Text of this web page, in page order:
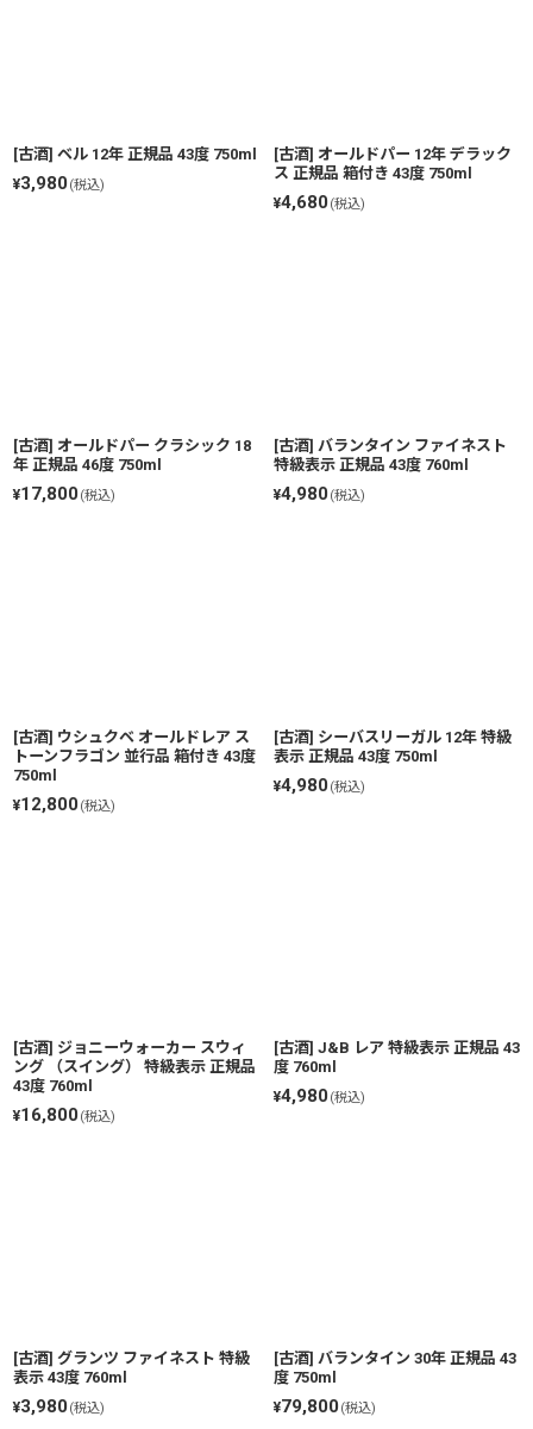
[古酒] ベル 12年 正規品 43度 750ml
¥3,980(税込)
[古酒] オールドパー 12年 デラック
ス 正規品 箱付き 43度 750ml
¥4,680(税込)
[古酒] オールドパー クラシック 18
年 正規品 46度 750ml
¥17,800(税込)
[古酒] バランタイン ファイネスト
特級表示 正規品 43度 760ml
¥4,980(税込)
[古酒] ウシュクベ オールドレア ス
トーンフラゴン 並行品 箱付き 43度
750ml
¥12,800(税込)
[古酒] シーバスリーガル 12年 特級
表示 正規品 43度 750ml
¥4,980(税込)
[古酒] ジョニーウォーカー スウィ
ング （スイング） 特級表示 正規品
43度 760ml
¥16,800(税込)
[古酒] J&B レア 特級表示 正規品 43
度 760ml
¥4,980(税込)
[古酒] グランツ ファイネスト 特級
表示 43度 760ml
¥3,980(税込)
[古酒] バランタイン 30年 正規品 43
度 750ml
¥79,800(税込)